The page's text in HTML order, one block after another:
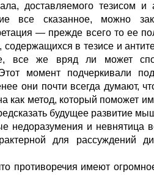
доставляемого тезисом и
все сказанное, можно
— прежде всего то ее
содержащихся в тезисе и
все же вряд ли может
момент подчеркивали
они почти всегда думают,
как метод, который поможет им
будущее развитие
недоразумения и невнятица
для рассуждений
противоречия имеют